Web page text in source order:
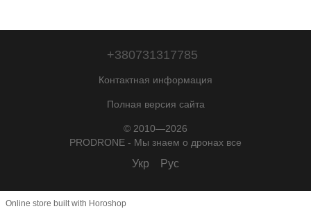
+380731317785
Контактная информация
Полная версия сайта
© 2010—2026
PRODRONE - Мы знаем о дронах все
Укр Рус
Online store built with Horoshop